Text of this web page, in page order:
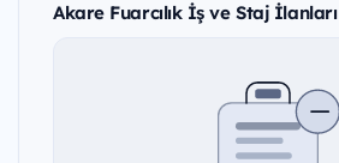
Akare Fuarcılık İş ve Staj İlanları